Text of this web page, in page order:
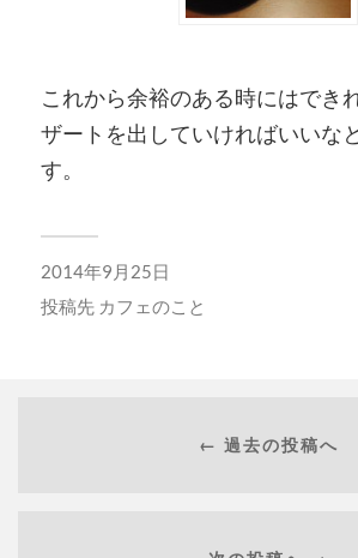
これから余裕のある時にはでき
ザートを出していければいいな
す。
2014年9月25日
投稿先 カフェのこと
← 過去の投稿へ